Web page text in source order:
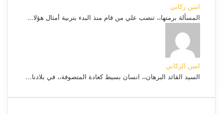
امين ركابي
المسألة برمتها،، تنصب علي من قام منذ البدء بتربية أمثال هؤلا...
امين الركابي
السيد القائد البرهان،، انسان بسيط كعادة المتصوفة،، في بلادنا...